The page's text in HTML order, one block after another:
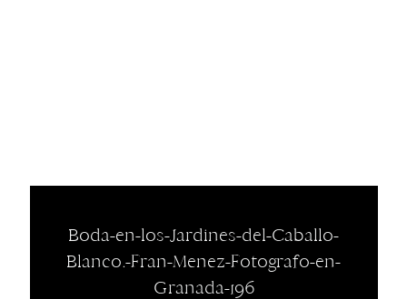
Boda-en-los-Jardines-del-Caballo-
Blanco.-Fran-Menez-Fotografo-en-
Granada-196